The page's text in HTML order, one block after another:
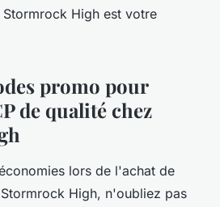
High est votre
promo pour
de qualité chez
lors de l'achat de
High, n'oubliez pas